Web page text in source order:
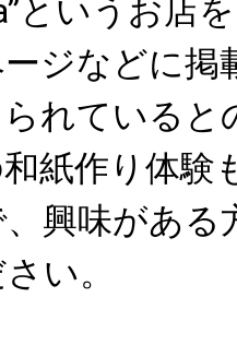
というお店
ジなどに掲
れていると
紙作り体験
興味がある
い。